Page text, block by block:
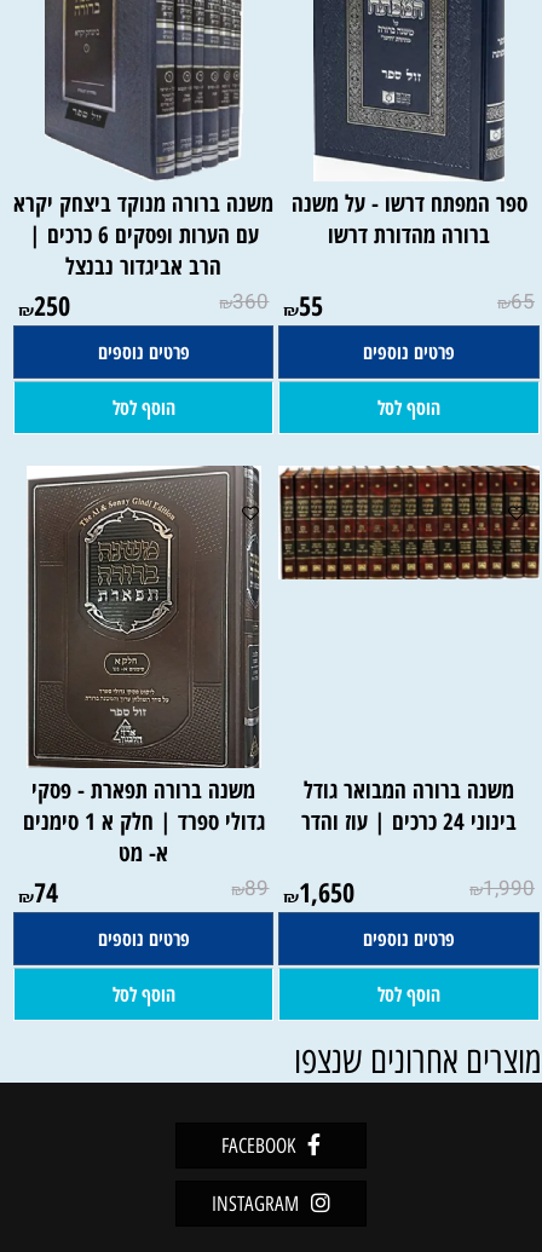
ספר המפתח דרשו - על משנה
ברורה מהדורת דרשו
₪65
₪55
פרטים נוספים
הוסף לסל
משנה ברורה מנוקד ביצחק יקרא
עם הערות ופסקים 6 כרכים |
הרב אביגדור נבנצל
₪360
₪250
פרטים נוספים
הוסף לסל
משנה ברורה המבואר גודל
בינוני 24 כרכים | עוז והדר
₪1,990
₪1,650
פרטים נוספים
הוסף לסל
משנה ברורה תפארת - פסקי
גדולי ספרד | חלק א 1 סימנים
א- מט
₪89
₪74
פרטים נוספים
הוסף לסל
אחרונים שנצפו
FACEBOOK
INSTAGRAM